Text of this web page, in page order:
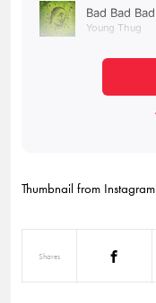
Thumbnail from Instagram
Shares